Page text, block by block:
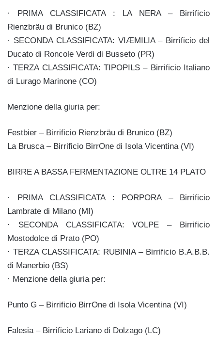
· PRIMA CLASSIFICATA : LA NERA – Birrificio
Rienzbräu di Brunico (BZ)
· SECONDA CLASSIFICATA: VIÆMILIA – Birrificio del
Ducato di Roncole Verdi di Busseto (PR)
· TERZA CLASSIFICATA: TIPOPILS – Birrificio Italiano
di Lurago Marinone (CO)
Menzione della giuria per:
Festbier – Birrificio Rienzbräu di Brunico (BZ)
La Brusca – Birrificio BirrOne di Isola Vicentina (VI)
BIRRE A BASSA FERMENTAZIONE OLTRE 14 PLATO
· PRIMA CLASSIFICATA : PORPORA – Birrificio
Lambrate di Milano (MI)
· SECONDA CLASSIFICATA: VOLPE – Birrificio
Mostodolce di Prato (PO)
· TERZA CLASSIFICATA: RUBINIA – Birrificio B.A.B.B.
di Manerbio (BS)
· Menzione della giuria per:
Punto G – Birrificio BirrOne di Isola Vicentina (VI)
Falesia – Birrificio Lariano di Dolzago (LC)